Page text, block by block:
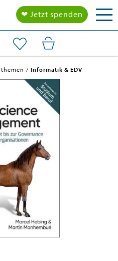
❤ Jetzt spenden
Informatik & EDV